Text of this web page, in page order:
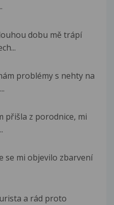
dobu mě trápí
problémy s nehty na
přišla z porodnice, mi
se mi objevilo zbarvení
a rád proto